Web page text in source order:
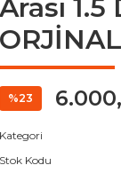
Arası
ORJİNAL
%23
Kategori
Stok Kodu